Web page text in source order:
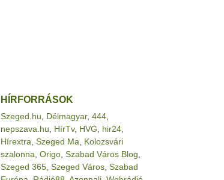
HÍRFORRÁSOK
Szeged.hu Délmagyar, 444
nepszava.hu
HírTv, HVG hir24
Hírextra Szeged Ma
Kolozsvári
szalonna Origo Szabad Város Blog
Szeged 365 Szeged Város Szabad